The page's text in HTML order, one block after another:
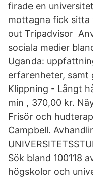
firade en
mottagna fick sitta
out Tripadvisor
sociala medier
Uganda:
erfarenheter, samt
Klippning - Långt
min , 370,00 kr.
Frisör och
Campbell.
Sök bland 100118
högskolor och